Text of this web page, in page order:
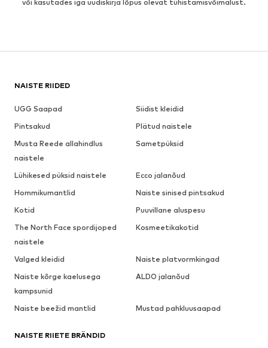
või kasutades iga uudiskirja lõpus olevat tühistamisvõimalust.
NAISTE RIIDED
UGG Saapad
Siidist kleidid
Pintsakud
Plätud naistele
Musta Reede allahindlus
naistele
Sametpüksid
Lühikesed püksid naistele
Ecco jalanõud
Hommikumantlid
Naiste sinised pintsakud
Kotid
Puuvillane aluspesu
The North Face spordijoped
naistele
Kosmeetikakotid
Valged kleidid
Naiste platvormkingad
Naiste kõrge kaelusega
kampsunid
ALDO jalanõud
Naiste beežid mantlid Mustad pahkluusaapad
NAISTE RIIETE BRÄNDID